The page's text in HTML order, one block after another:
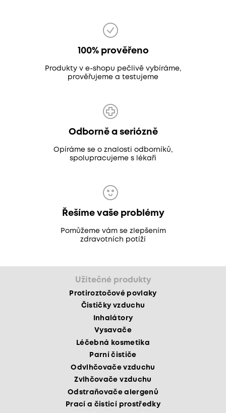
100% prověřeno
Produkty v e-shopu pečlivě vybíráme,
prověřujeme a testujeme
Odborně a seriózně
Opíráme se o znalosti odborníků,
spolupracujeme s lékaři
Řešíme vaše problémy
Pomůžeme vám se zlepšením
zdravotních potíží
Užitečné produkty
Protiroztočové povlaky
Čističky vzduchu
Inhalátory
Vysavače
Léčebná kosmetika
Parní čističe
Odvlhčovače vzduchu
Zvlhčovače vzduchu
Odstraňovače alergenů
Prací a čisticí prostředky